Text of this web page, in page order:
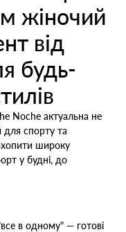
жіночий
від
будь-
Noche актуальна не
для спорту та
широку
у будні, до
в одному" — готові